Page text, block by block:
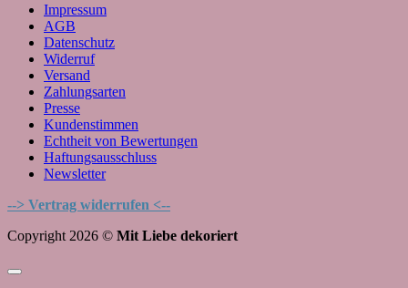
Impressum
AGB
Datenschutz
Widerruf
Versand
Zahlungsarten
Presse
Kundenstimmen
Echtheit von Bewertungen
Haftungsausschluss
Newsletter
--> Vertrag widerrufen <--
Copyright 2026 © Mit Liebe dekoriert